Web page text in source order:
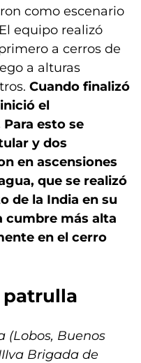
como escenario
equipo realizó
a cerros de
a alturas
Cuando finalizó
el
esto se
y dos
en ascensiones
que se realizó
de la India en su
cumbre más alta
en el cerro
patrulla
(Lobos, Buenos
Brigada de